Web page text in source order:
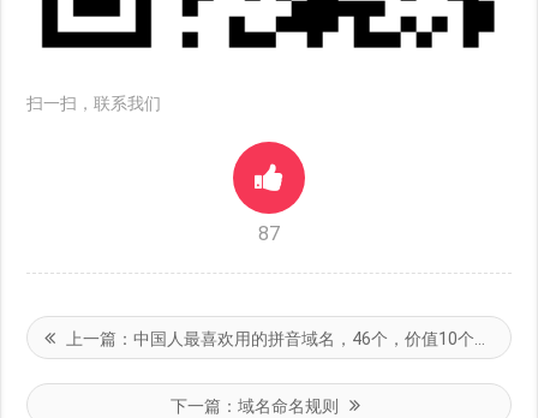
扫一扫，联系我们
87
上一篇：中国人最喜欢用的拼音域名，46个，价值10个亿！
下一篇：域名命名规则